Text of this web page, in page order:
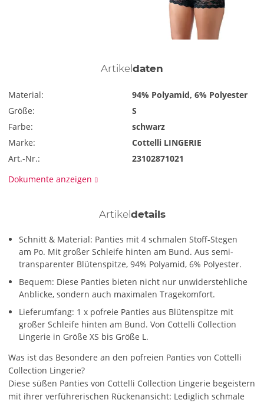
Artikel daten
Material:
94% Polyamid, 6% Polyester
Größe:
S
Farbe:
schwarz
Marke:
Cottelli LINGERIE
Art.-Nr.:
23102871021
Dokumente anzeigen
Artikel details
Schnitt & Material: Panties mit 4 schmalen Stoff-Stegen
am Po. Mit großer Schleife hinten am Bund. Aus semi-
transparenter Blütenspitze, 94% Polyamid, 6% Polyester.
Bequem: Diese Panties bieten nicht nur unwiderstehliche
Anblicke, sondern auch maximalen Tragekomfort.
Lieferumfang: 1 x pofreie Panties aus Blütenspitze mit
großer Schleife hinten am Bund. Von Cottelli Collection
Lingerie in Größe XS bis Größe L.
Was ist das Besondere an den pofreien Panties von Cottelli
Collection Lingerie?
Diese süßen Panties von Cottelli Collection Lingerie begeistern
mit ihrer verführerischen Rückenansicht: Lediglich schmale